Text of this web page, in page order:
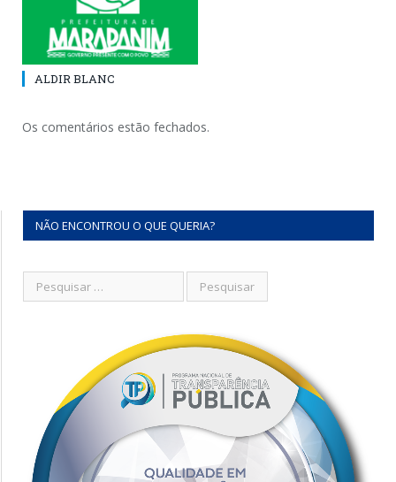
ALDIR BLANC
Os comentários estão fechados.
NÃO ENCONTROU O QUE QUERIA?